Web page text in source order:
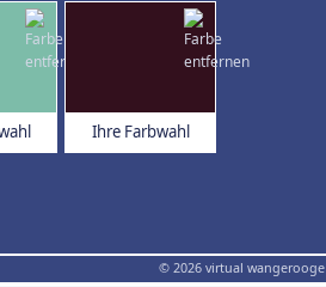
Ihre Farbwahl
© 2026 virtual wangerooge